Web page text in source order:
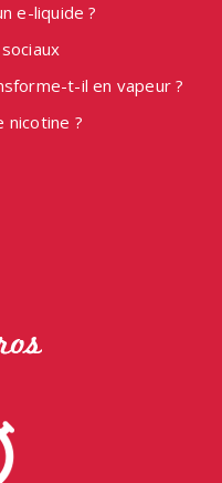
e-liquide ?
t-il en vapeur ?
nicotine ?